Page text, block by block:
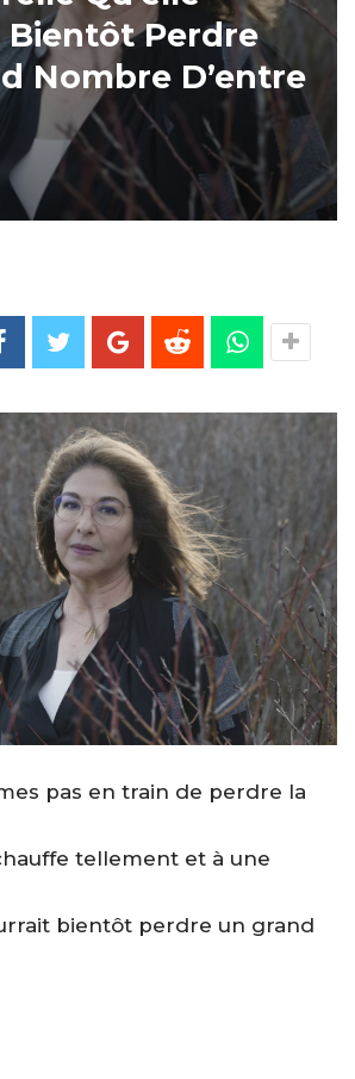
Bientôt Perdre
Nombre D’entre
pas en train de perdre la
tellement et à une
bientôt perdre un grand